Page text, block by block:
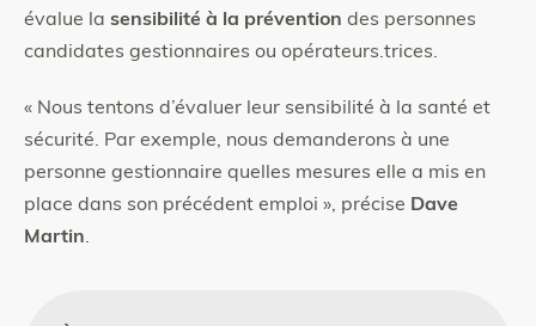
évalue la sensibilité à la prévention des personnes
candidates gestionnaires ou opérateurs.trices.
« Nous tentons d’évaluer leur sensibilité à la santé et
sécurité. Par exemple, nous demanderons à une
personne gestionnaire quelles mesures elle a mis en
place dans son précédent emploi », précise Dave
Martin.